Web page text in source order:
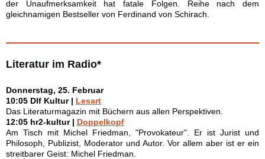
der Unaufmerksamkeit hat fatale Folgen. Reihe nach dem
gleichnamigen Bestseller von Ferdinand von Schirach.
Literatur im Radio*
Donnerstag, 25. Februar
10:05 Dlf Kultur | Lesart
Das Literaturmagazin mit Büchern aus allen Perspektiven.
12:05 hr2-kultur | Doppelkopf
Am Tisch mit Michel Friedman, "Provokateur". Er ist Jurist und
Philosoph, Publizist, Moderator und Autor. Vor allem aber ist er ein
streitbarer Geist: Michel Friedman.